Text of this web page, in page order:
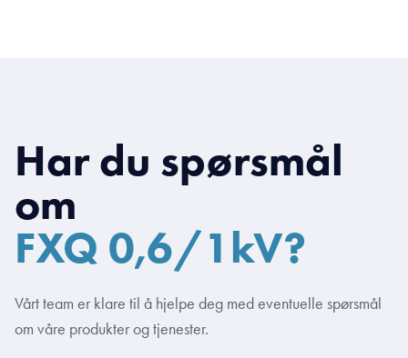
Har du spørsmål
om
FXQ 0,6/1kV?
Vårt team er klare til å hjelpe deg med eventuelle spørsmål
om våre produkter og tjenester.